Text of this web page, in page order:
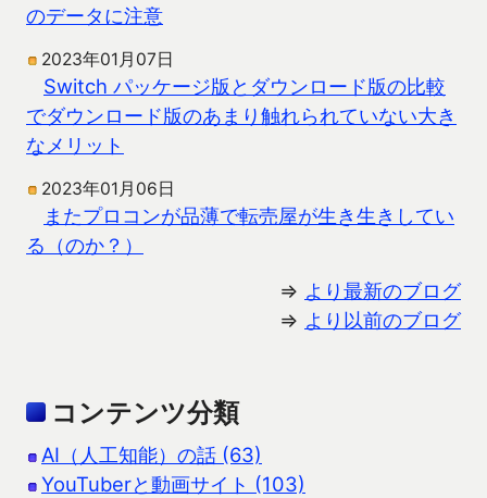
のデータに注意
2023年01月07日
Switch パッケージ版とダウンロード版の比較
でダウンロード版のあまり触れられていない大き
なメリット
2023年01月06日
またプロコンが品薄で転売屋が生き生きしてい
る（のか？）
⇒ より最新のブログ
⇒ より以前のブログ
コンテンツ分類
AI（人工知能）の話 (63)
YouTuberと動画サイト (103)